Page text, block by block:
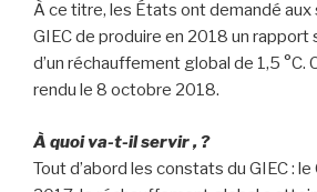
À ce titre, les États ont demandé aux
GIEC de produire en 2018 un rapport
d’un réchauffement global de 1,5 °C.
rendu le 8 octobre 2018.
À quoi va-t-il servir , ?
Tout d’abord les constats du GIEC : le